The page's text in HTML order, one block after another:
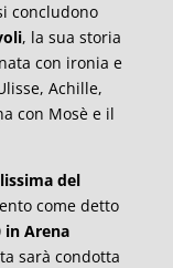
concludono
, la sua storia
con ironia e
Achille,
con Mosè e il
del
come detto
in Arena
sarà condotta